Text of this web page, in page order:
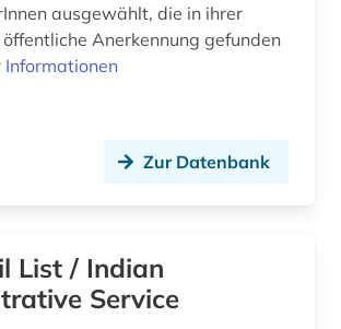
historische persönlichkeit (2)
immatrikulation (2)
ausgewählt, die in ihrer
Anerkennung gefunden
Informationen
Zur Datenbank
List / Indian
Service